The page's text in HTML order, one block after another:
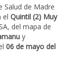
Salud de Madre
el Quintil (2) Muy
del mapa de
y
06 de mayo del